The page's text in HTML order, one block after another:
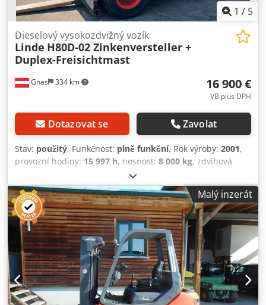
1 / 5
Gnas 334 km
Dieselový vysokozdvižný vozík
Linde H80D-02 Zinkenversteller +
Duplex-Freisichtmast
16 900 €
VB plus DPH
Dotazovat se Zavolat
Stav: použitý, Funkčnost: plně funkční, Rok výroby: 2001,
provozní hodiny: 15 997 h, nosnost: 8 000 kg, zdvihová
nafta
stavební výška:2 710 mm, pohotovostní hmotnost:12 500
kg, typ pohonu:Diesel, Dieselový vysokozdvižný vozík Typ
stožáru: Duplex Stav: Plně funkční a připravený k použití
Technický stav: dobrý Pneumatiky vpředu, typ: plné
Pneumatiky vzadu, typ: plné Popis: Dieselový vysokozdvižný
vozík LINDE H80D. Nosnost – – – Rok výroby 2001 – – – 15
997 provozních hodin dle ukazatele – – – NASTAVOVAČ
ZATÍŽOVÝCH VIDLIC – – – Boční posuv – – – Duplexový
stožár s volným výhledem – – – Celková výška 2,71 m – – –
Výška zdvihu 3,15 m – – – 6válcový vznětový motor DEUTZ s
Malý inzerát